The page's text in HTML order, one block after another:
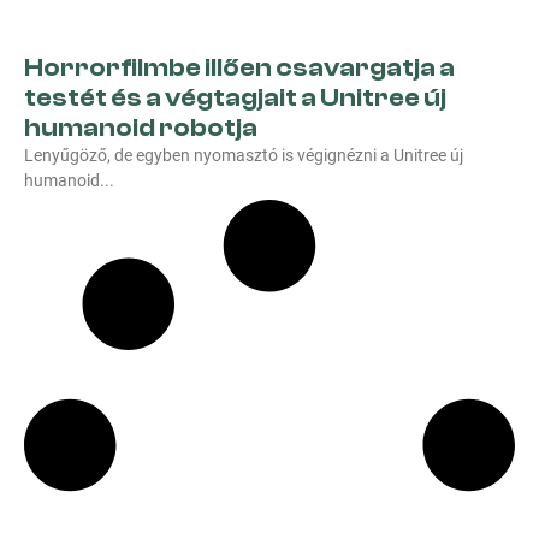
Horrorfilmbe illően csavargatja a
testét és a végtagjait a Unitree új
humanoid robotja
Lenyűgöző, de egyben nyomasztó is végignézni a Unitree új
humanoid